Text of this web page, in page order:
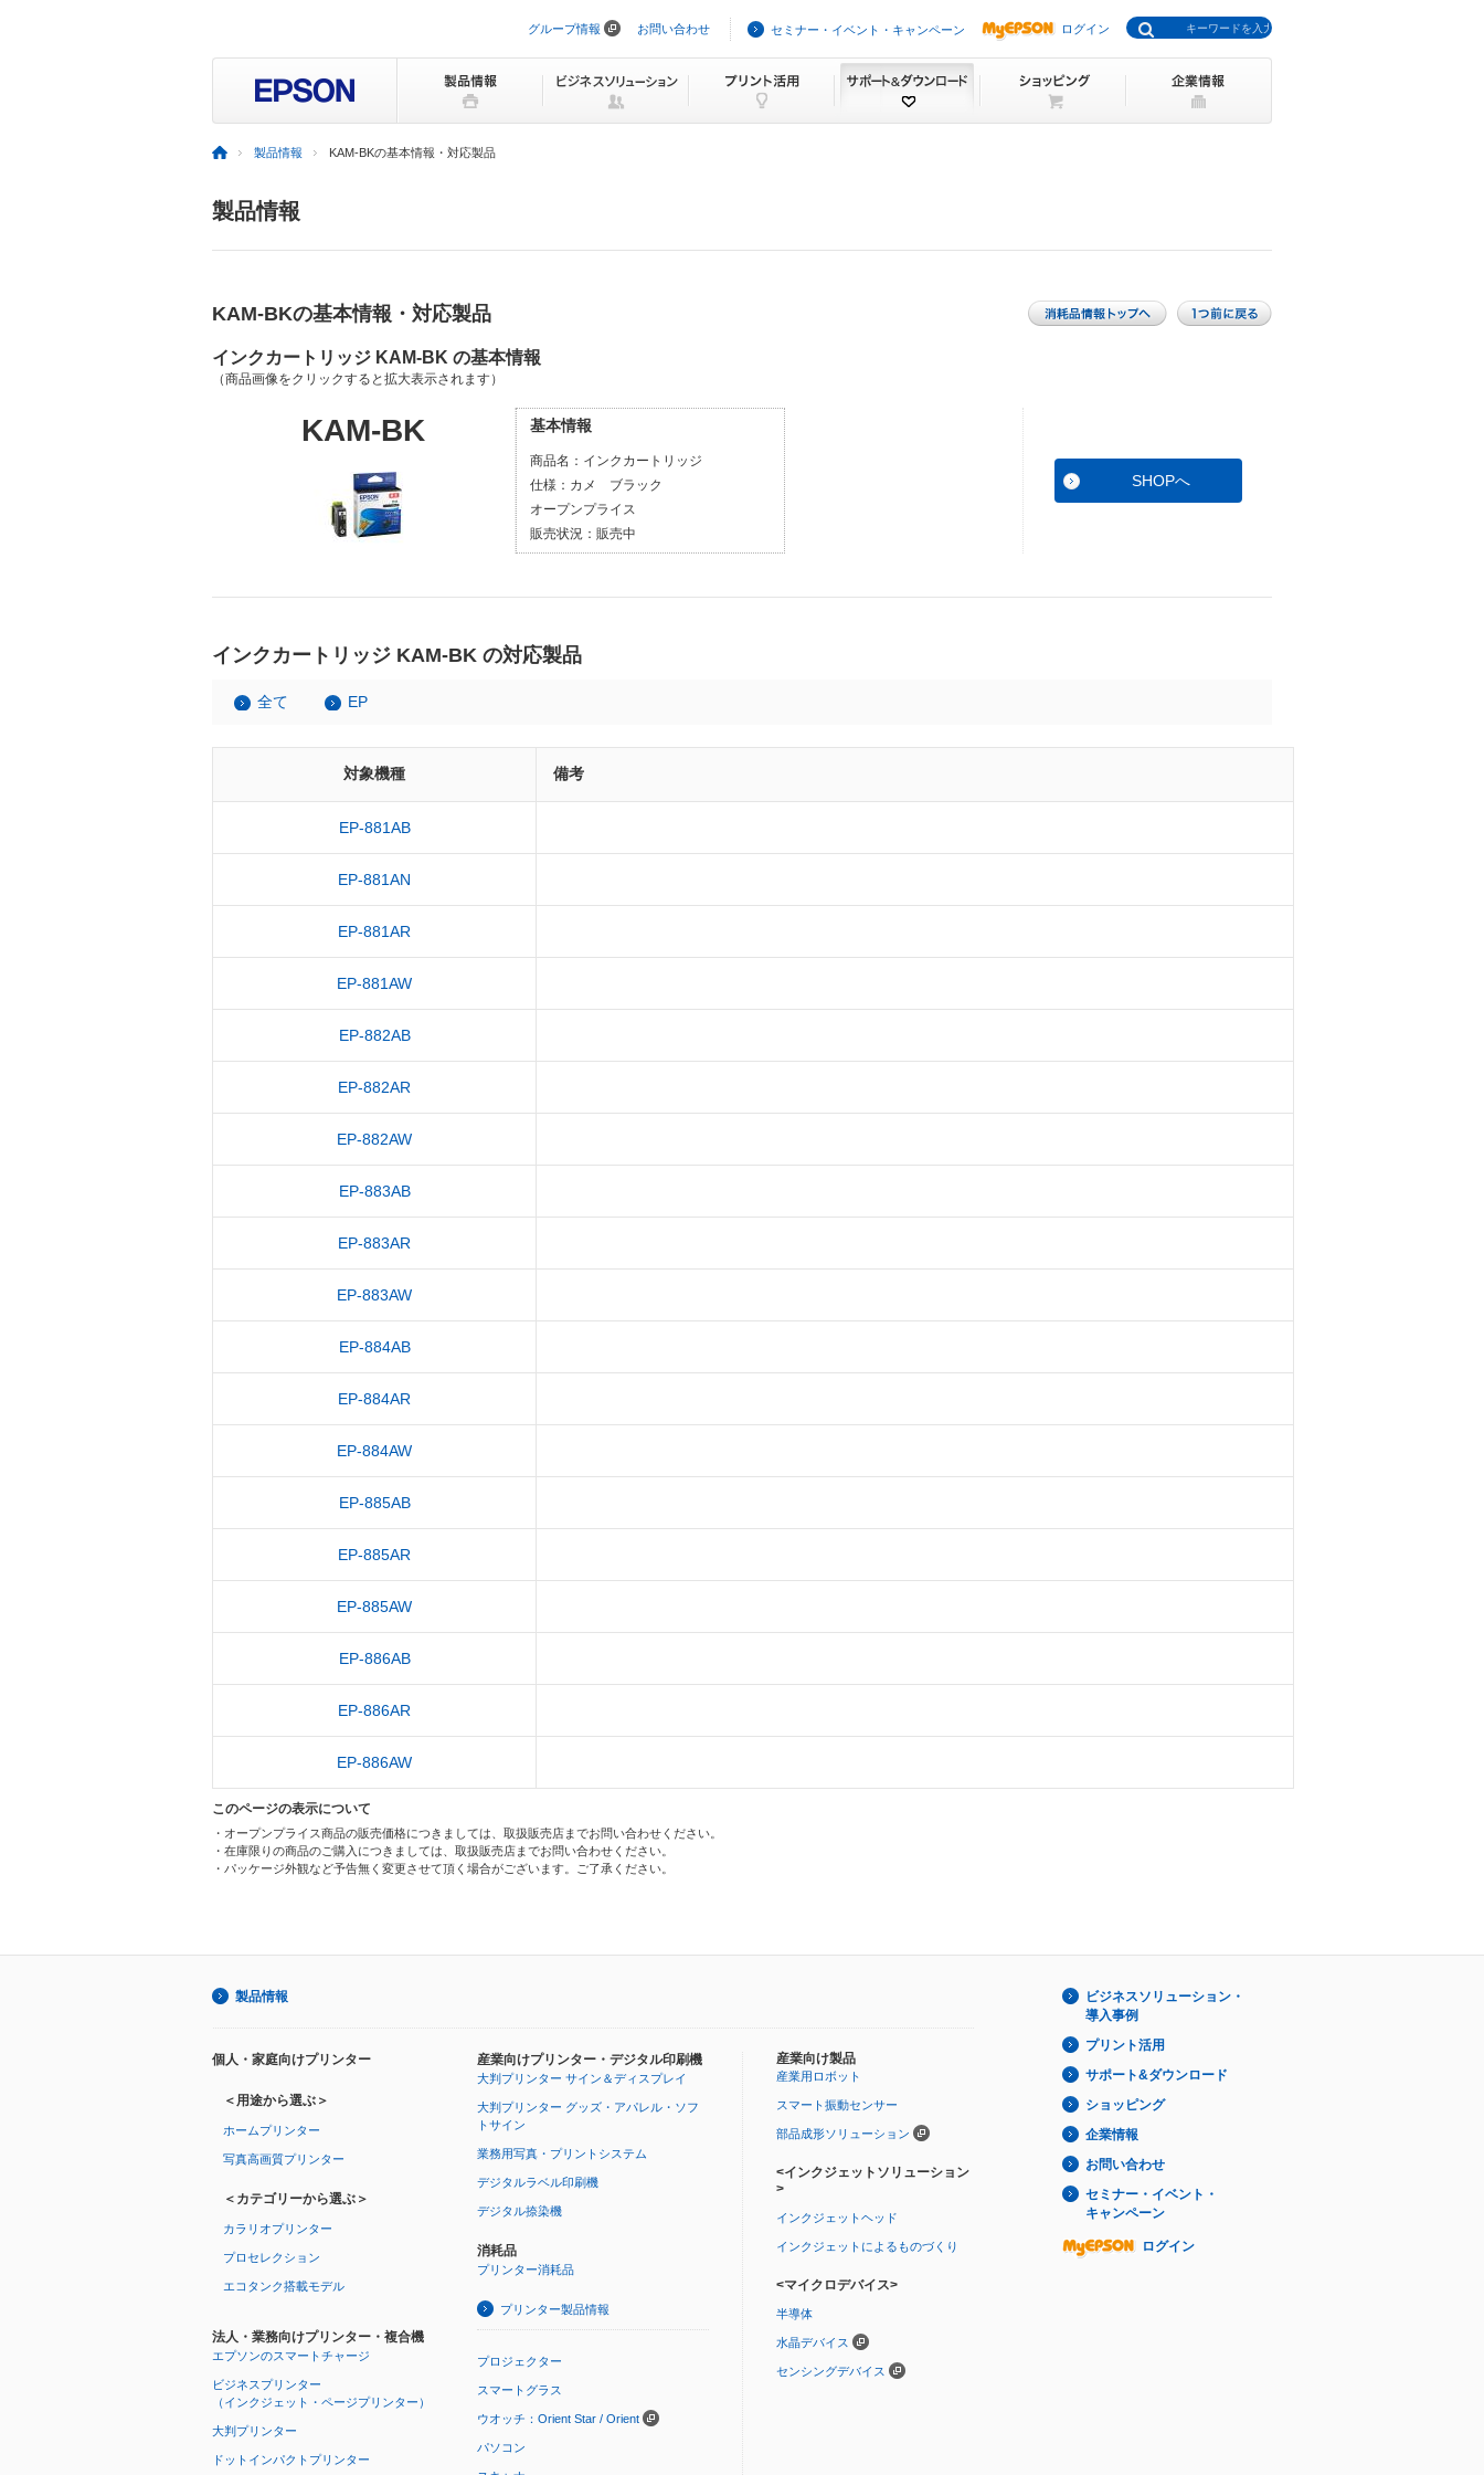
ビ
ョ
グループ情報 お問い合わせ セミナー・イベント・キャンペーン ログイン
製品情報 KAM-BKの基本情報・対応製品
製品情報
KAM-BKの基本情報・対応製品
インクカートリッジ KAM-BK の基本情報
（商品画像をクリックすると拡大表示されます）
KAM-BK 基本情報
商品名： インクカートリッジ
仕様： カメ ブラック
オープンプライス
販売状況： 販売中
SHOPへ
インクカートリッジ KAM-BK の対応製品
全て EP
対象機種 備考
EP-881AB
EP-881AN
EP-881AR
EP-881AW
EP-882AB
EP-882AR
EP-882AW
EP-883AB
EP-883AR
EP-883AW
EP-884AB
EP-884AR
EP-884AW
EP-885AB
EP-885AR
EP-885AW
EP-886AB
EP-886AR
EP-886AW
このページの表示について
・オープンプライス商品の販売価格につきましては、取扱販売店までお問い合わせください。
・在庫限りの商品のご購入につきましては、取扱販売店までお問い合わせください。
・パッケージ外観など予告無く変更させて頂く場合がございます。ご了承ください。
製品情報
個人・家庭向けプリンター
＜用途から選ぶ＞
ホームプリンター
写真高画質プリンター
＜カテゴリーから選ぶ＞
カラリオプリンター
プロセレクション
エコタンク搭載モデル
法人・業務向けプリンター・複合機
エプソンのスマートチャージ
ビジネスプリンター
（インクジェット・ページプリンター）
大判プリンター
ドットインパクトプリンター
産業向けプリンター・デジタル印刷機
大判プリンター サイン＆ディスプレイ
大判プリンター グッズ・アパレル・ソフ
トサイン
業務用写真・プリントシステム
デジタルラベル印刷機
デジタル捺染機
消耗品
プリンター消耗品
プリンター製品情報
プロジェクター
スマートグラス
ウオッチ：Orient Star / Orient
パソコン
産業向け製品
産業用ロボット
スマート振動センサー
部品成形ソリューション
<インクジェットソリューション
>
インクジェットヘッド
インクジェットによるものづくり
<マイクロデバイス>
半導体
水晶デバイス
センシングデバイス
ビジネスソリューション・
導入事例
プリント活用
サポート&ダウンロード
ショッピング
企業情報
お問い合わせ
セミナー・イベント・
キャンペーン
ログイン